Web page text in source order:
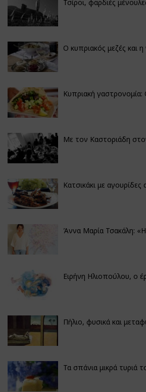
Τσίροι, φαρδιές
Ο κυπριακός μεζές και
Κυπριακή γαστρονομία:
Με τον Καστοριάδη
Κατσικάκι με
Άννα Μαρία Τσακάλη: «Η
Ειρήνη Ηλιοπούλου, ο
Πήλιο, φυσικά και
Τα σπάνια μικρά τυριά